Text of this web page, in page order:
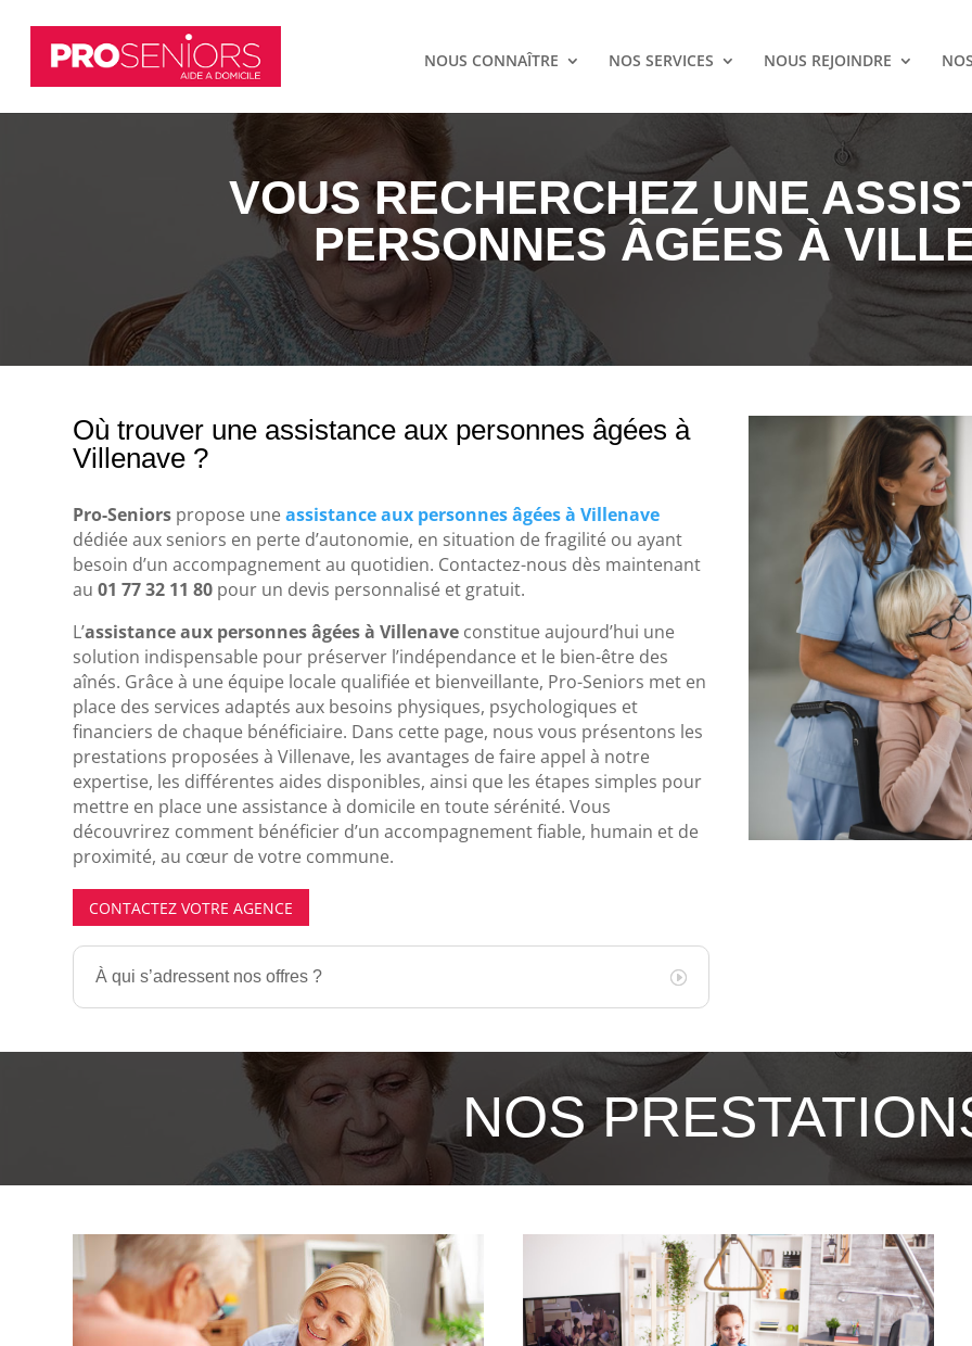
NOUS CONNAÎTRE NOS SERVICES NOUS REJOINDRE
VOUS RECHERCHEZ UNE
PERSONNES ÂGÉES À
Où trouver une assistance aux personnes âgées à
Villenave ?
Pro-Seniors propose uneassistance aux personnes âgées à Villenave
dédiée aux seniors en perte d’autonomie, en situation de fragilité ou ayant
besoin d’un accompagnement au quotidien. Contactez-nous dès maintenant
au01 77 32 11 80 pour un devis personnalisé et gratuit.
L’assistance aux personnes âgées à Villenave constitue aujourd’hui une
solution indispensable pour préserver l’indépendance et le bien-être des
aînés. Grâce à une équipe locale qualifiée et bienveillante, Pro-Seniors met en
place des services adaptés aux besoins physiques, psychologiques et
financiers de chaque bénéficiaire. Dans cette page, nous vous présentons les
prestations proposées à Villenave, les avantages de faire appel à notre
expertise, les différentes aides disponibles, ainsi que les étapes simples pour
mettre en place une assistance à domicile en toute sérénité. Vous
découvrirez comment bénéficier d’un accompagnement fiable, humain et de
proximité, au cœur de votre commune.
CONTACTEZ VOTRE AGENCE
À qui s’adressent nos offres ?
NOS